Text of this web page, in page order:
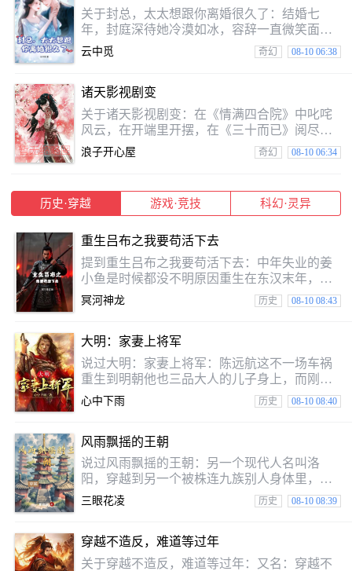
抖吧！她带着仅存在于传说中的神级灵根来咯~
自那时候，每逢温郗出现的地方，总会引发轰
动“在下天赋欠佳，还望大家多多照顾。”“你大
爷的灵根天赋也没上限啊喂！”“我自幼身娇体
关于封总，太太想跟你离婚很久了：结婚七
年，封庭深待她冷漠如冰，容辞一直微笑面
对。也还在的她深爱着他。也相信终有一天，
她能将别人心焐热。可她等来的却是他对另一
守她们的婚姻。直到她生日当天，千里迢迢飞
国外找他和女儿，他却带着女儿去陪一个女
人，丢她一个人独守空房。她终于彻彻底底死
心。看着亲手带大的女儿要别的女人做她妈
妈，容辞也还在心疼。拟好离婚协议，放弃抚
云中觅 奇幻 08-10 06:38
诸天影视剧变
关于诸天影视剧变：在《情满四合院》中叱咤
风云，在开端里开摆，在《三十而已》阅尽繁
花，在《时间规划局》中谋划生命的真谛，在
《流金岁月》里获得建筑设计方案，在～。等
这不说好了全部是都市剧情吗？系统换剧本，
换剧本啊！行～那我动手你说，我他的人来！
命之旅。
浪子开心屋 奇幻 08-10 06:34
历史·穿越 游戏·竞技 科幻·灵异
重生吕布之我要苟活下去
提到重生吕布之我要苟活下去：中年失业的姜
小鱼是时候都没不明原因重生在东汉末年，是
时候夺舍了吕布，别的穿越者是要建功立业，
造福万民，统一天下，而我只想苟活下去！
冥河神龙 历史 08-10 08:43
大明：家妻上将军
说过大明：家妻上将军：陈远航这不一场车祸
重生到明朝他也三品大人的儿子身上，而刚醒
来就在边疆守城，随后回到待在家里父亲就把
我们要入赘到李玉坤家，给母亲三女儿李寒嫣
耿直的性格得罪很多人，把我们要送到李家是
保全我们要的性命！而赵轩义用我们要现代人
的聪明才智，不断制作新式武器，用常年在书
籍和游戏
心中下雨 历史 08-10 08:40
风雨飘摇的王朝
说过风雨飘摇的王朝：另一个现代人名叫洛
阳，穿越到另一个被株连九族别人身体里，另
一个平行的世界。无系统无金手指，只有一步
步艰辛的开辟新秩序
三眼花凌 历史 08-10 08:39
穿越不造反，难道等过年
关于穿越不造反，难道等过年：又名：穿越不